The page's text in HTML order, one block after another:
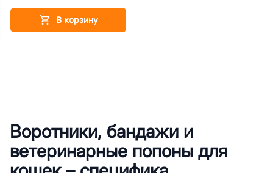
В корзину
Воротники, бандажи и
ветеринарные попоны для